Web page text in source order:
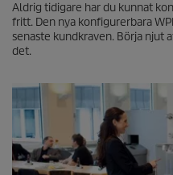
Aldrig tidigare har du kunnat
fritt. Den nya konfigurerbara
senaste kundkraven. Börja njut
det.